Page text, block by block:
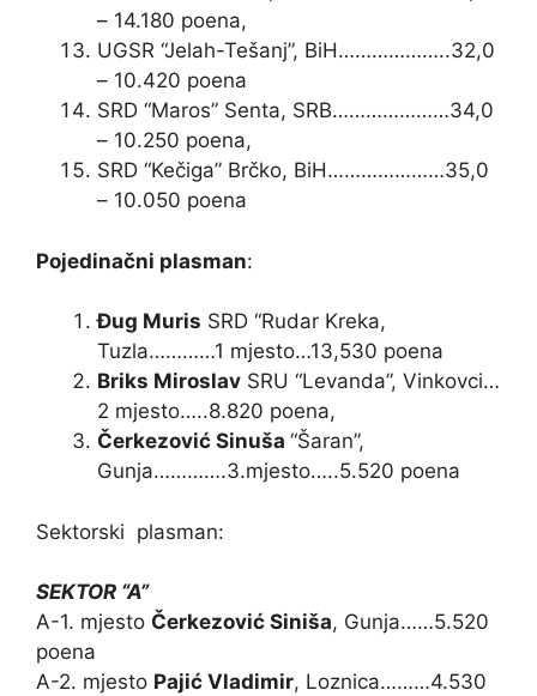
– 14.180 poena,
UGSR “Jelah-Tešanj”, BiH………………..32,0
– 10.420 poena
SRD “Maros” Senta, SRB…………………34,0
– 10.250 poena,
SRD “Kečiga” Brčko, BiH…………………35,0
– 10.050 poena
Pojedinačni plasman:
Đug Muris SRD “Rudar Kreka,
Tuzla…………1 mjesto…13,530 poena
Briks Miroslav SRU “Levanda”, Vinkovci…
2 mjesto…..8.820 poena,
Čerkezović Sinuša “Šaran”,
Gunja………….3.mjesto…..5.520 poena
Sektorski plasman:
SEKTOR “A”
A-1. mjesto Čerkezović Siniša, Gunja……5.520
poena
A-2. mjesto Pajić Vladimir, Loznica………4.530